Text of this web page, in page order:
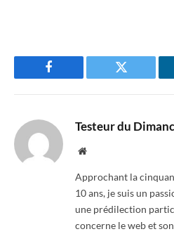
Facebook Twitter
Testeur du
Website
Approchant la
10 ans, je suis un
une prédilection
concerne le web et